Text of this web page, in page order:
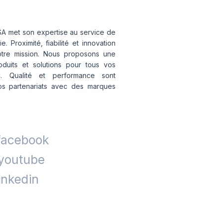
met son expertise au service de
Proximité, fiabilité et innovation
mission. Nous proposons une
et solutions pour tous vos
Qualité et performance sont
partenariats avec des marques